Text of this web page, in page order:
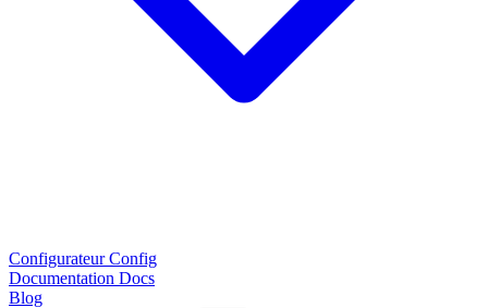
Configurateur Config
Documentation Docs
Blog